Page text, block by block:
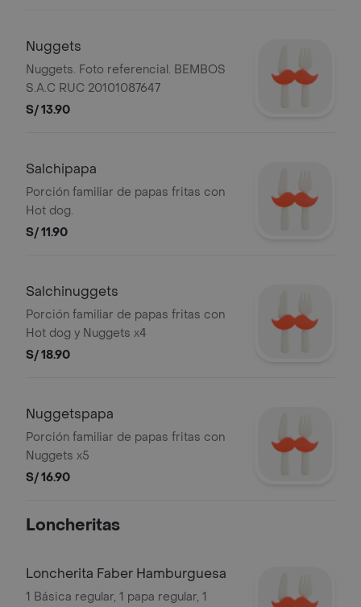
Nuggets
Nuggets. Foto referencial. BEMBOS
S.A.C RUC 20101087647
S/ 13.90
Salchipapa
Porción familiar de papas fritas con
Hot dog.
S/ 11.90
Salchinuggets
Porción familiar de papas fritas con
Hot dog y Nuggets x4
S/ 18.90
Nuggetspapa
Porción familiar de papas fritas con
Nuggets x5
S/ 16.90
Loncheritas
Loncherita Faber Hamburguesa
1 Básica regular, 1 papa regular, 1